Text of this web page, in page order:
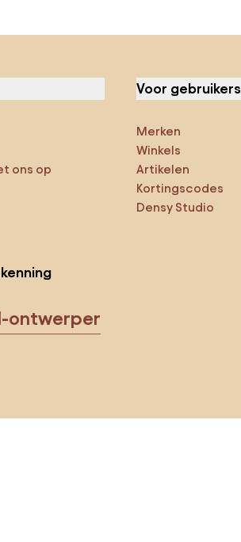
ons op
Voor gebruikers
Merken
Winkels
Artikelen
Kortingscodes
Densy Studio
ontwerper